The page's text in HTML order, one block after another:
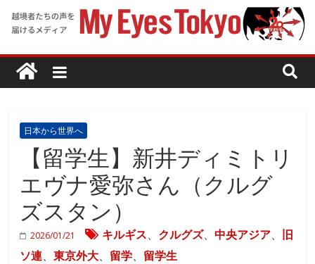
日本から世界へ
【留学生】新井ディミトリ
エヴナ愛弥さん（クルグ
ズスタン）
2026/01/21 キルギス、 クルグズ、中央アジア、 旧
ソ連、東京外大、 留学、 留学生